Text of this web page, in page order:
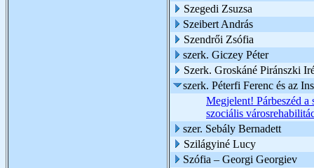
Szegedi Zsuzsa
Szeibert András
Szendrői Zsófia
szerk. Giczey Péter
Szerk. Groskáné Piránszki
szerk. Péterfi Ferenc és az
Megjelent! Párbeszéd a
szociális
szer. Sebály Bernadett
Szilágyiné Lucy
Szófia – Georgi Georgiev